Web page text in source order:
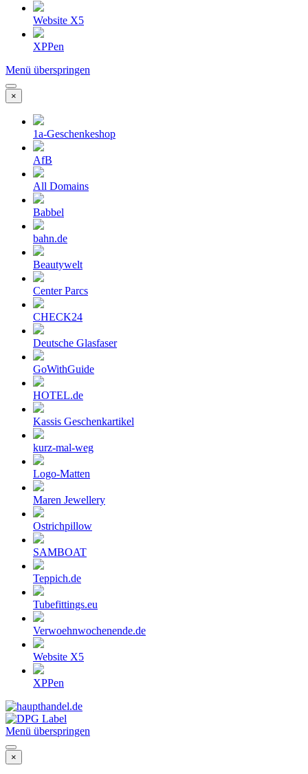
Website X5
XPPen
Menü überspringen
×
1a-Geschenkeshop
AfB
All Domains
Babbel
bahn.de
Beautywelt
Center Parcs
CHECK24
Deutsche Glasfaser
GoWithGuide
HOTEL.de
Kassis Geschenkartikel
kurz-mal-weg
Logo-Matten
Maren Jewellery
Ostrichpillow
SAMBOAT
Teppich.de
Tubefittings.eu
Verwoehnwochenende.de
Website X5
XPPen
Menü überspringen
×